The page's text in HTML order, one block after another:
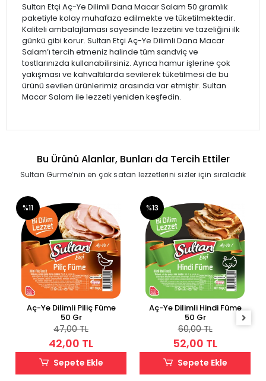
Sultan Etçi Aç-Ye Dilimli Dana Macar Salam 50 gramlık
paketiyle kolay muhafaza edilmekte ve tüketilmektedir.
Kaliteli ambalajlaması sayesinde lezzetini ve tazeliğini ilk
günkü gibi korur. Sultan Etçi Aç-Ye Dilimli Dana Macar
Salam’ı tercih etmeniz halinde tüm sandviç ve
tostlarınızda kullanabilirsiniz. Ayrıca hamur işlerine çok
yakışması ve kahvaltılarda sevilerek tüketilmesi de bu
ürünü sevilen ürünlerimiz arasında var etmiştir. Sultan
Macar Salam ile lezzeti yeniden keşfedin.
Bu Ürünü Alanlar, Bunları da Tercih Ettiler
Sultan Gurme’nin en çok satan lezzetlerini sizler için sıraladık
Aç-Ye Dilimli Piliç Füme
50 Gr
%11
47,00 TL
42,00 TL
Sepete Ekle
Aç-Ye Dilimli Hindi Füme
50 Gr
%13
60,00 TL
52,00 TL
Sepete Ekle